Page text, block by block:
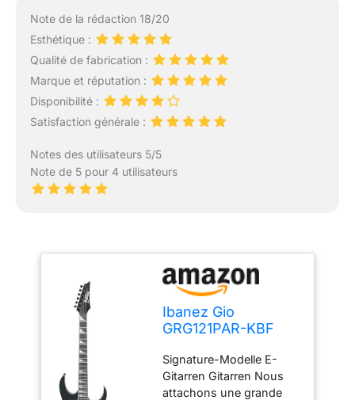
Note de la rédaction 18/20
Esthétique :
Qualité de fabrication :
Marque et réputation :
Disponibilité :
Satisfaction générale :
Notes des utilisateurs 5/5
Note de 5 pour 4 utilisateurs
Ibanez Gio
GRG121PAR-KBF
Flat - Guitare
Électrique
Signature-Modelle E-
Gitarren Gitarren Nous
attachons une grande